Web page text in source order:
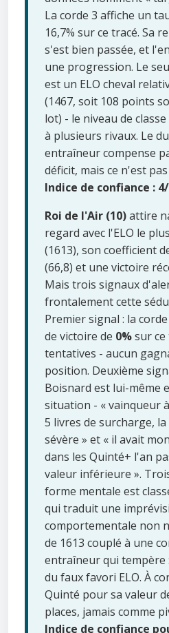
La corde 3 affiche un
16,7% sur ce tracé. Sa
s'est bien passée, et
une progression. Le
est un ELO cheval
(1467, soit 108 points
lot) - le niveau de
à plusieurs rivaux. Le
entraîneur compense
déficit, mais ce n'est
Indice de confiance :
Roi de l'Air (10)attire
regard avec l'ELO le
(1613), son coefficient
(66,8) et une victoire
Mais trois signaux
frontalement cette
Premier signal : la
de victoire de 0%sur ce
tentatives - aucun
position. Deuxième
Boisnard est lui-même
situation - « vainqueur
5 livres de surcharge,
sévère » et « il avait
dans les Quinté+ l'an
valeur inférieure ».
forme mentale est
qui traduit une
comportementale non
de 1613 couplé à une
entraîneur qui tempère
du faux favori ELO. À
Quinté pour sa valeur
places, jamais comme
Indice de confiance